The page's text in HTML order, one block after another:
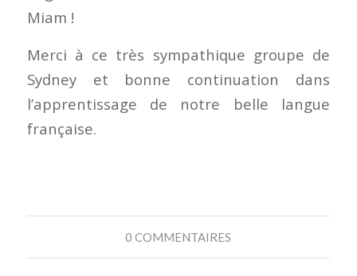
Miam !
Merci à ce très sympathique groupe de
Sydney et bonne continuation dans
l’apprentissage de notre belle langue
française.
0 COMMENTAIRES